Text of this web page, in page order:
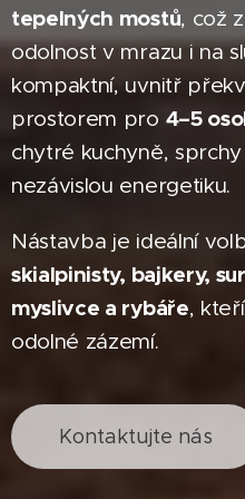
tepelných mostů, což
odolnost v mrazu i na
kompaktní, uvnitř
prostorem pro 4–5
chytré kuchyně,
nezávislou energetiku.
Nástavba je ideální
skialpinisty, bajkery,
myslivce a rybáře,
odolné zázemí.
Kontaktujte nás